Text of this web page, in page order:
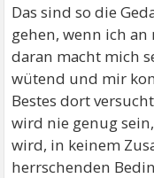
Das sind so die
gehen, wenn ich an
daran macht mich
wütend und mir
Bestes dort
wird nie genug
wird, in keinem
herrschenden